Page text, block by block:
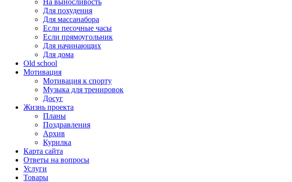
На выносливость
Для похудения
Для массанабора
Если песочные часы
Если прямоугольник
Для начинающих
Для дома
Old school
Мотивация
Мотивация к спорту
Музыка для тренировок
Досуг
Жизнь проекта
Планы
Поздравления
Архив
Курилка
Карта сайта
Ответы на вопросы
Услуги
Товары